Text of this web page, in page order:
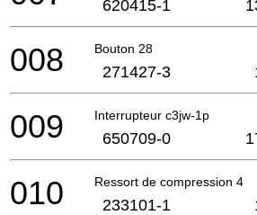
620415-1
Bouton 28
008 271427-3
Interrupteur c3jw-1p
009 650709-0
Ressort de compression 4
010 233101-1